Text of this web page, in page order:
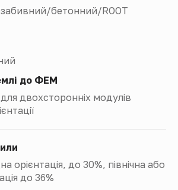
бетонний/ROOT
до ФЕМ
двохсторонніх модулів
орієнтація, до 30%, північна або
до 36%